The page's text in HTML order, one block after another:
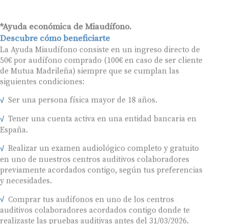
*Ayuda económica de Miaudífono.
Descubre cómo beneficiarte
La Ayuda Miaudífono consiste en un ingreso directo de
50€ por audífono comprado (100€ en caso de ser cliente
de Mutua Madrileña) siempre que se cumplan las
siguientes condiciones:
Ser una persona física mayor de 18 años.
Tener una cuenta activa en una entidad bancaria en
España.
Realizar un examen audiológico completo y gratuito
en uno de nuestros centros auditivos colaboradores
previamente acordados contigo, según tus preferencias
y necesidades.
Comprar tus audífonos en uno de los centros
auditivos colaboradores acordados contigo donde te
realizaste las pruebas auditivas antes del 31/03/2026.